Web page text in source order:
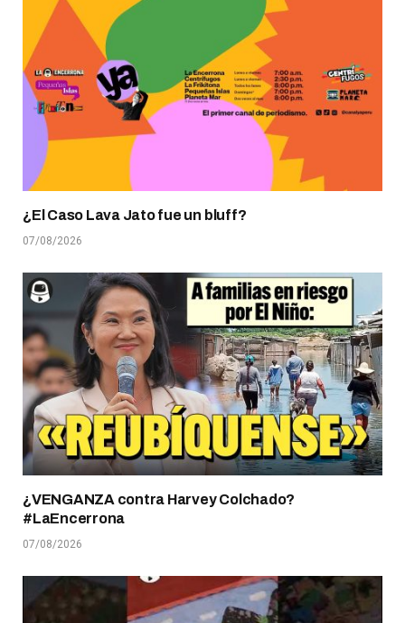
¿El Caso Lava Jato fue un bluff?
07/08/2026
¿VENGANZA contra Harvey Colchado?
#LaEncerrona
07/08/2026